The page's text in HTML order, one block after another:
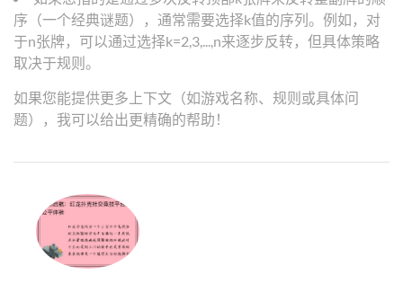
序（一个经典谜题），通常需要选择k值的序列。例如，对
于n张牌，可以通过选择k=2,3,...,n来逐步反转，但具体策略
取决于规则。
如果您能提供更多上下文（如游戏名称、规则或具体问
题），我可以给出更精确的帮助！